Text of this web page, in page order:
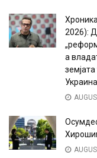
2026):
а
Украина